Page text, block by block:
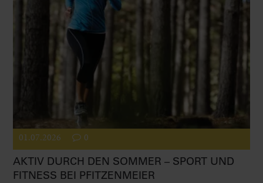
01.07.2026 0
AKTIV DURCH DEN SOMMER – SPORT UND
FITNESS BEI PFITZENMEIER